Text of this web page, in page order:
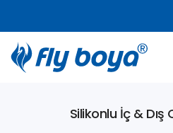
Silikonlu İç & Dış